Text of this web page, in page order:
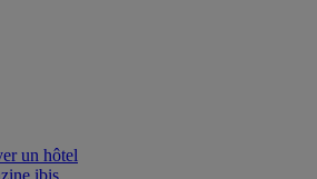
un hôtel
ibis